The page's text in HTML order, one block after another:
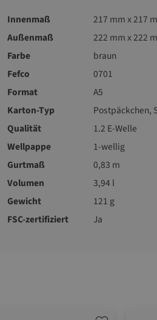
Innenmaß
217 mm x 217
Außenmaß
222 mm x 222
Farbe
braun
Fefco
0701
Format
A5
Karton-Typ
Postpäckchen,
Qualität
1.2 E-Welle
Wellpappe
1-wellig
Gurtmaß
0,83 m
Volumen
3,94 l
Gewicht
121 g
FSC-zertifiziert
Ja